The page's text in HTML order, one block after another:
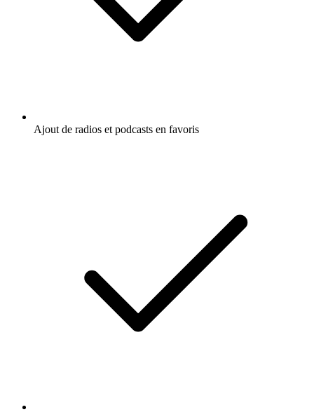
Ajout de radios et podcasts en favoris